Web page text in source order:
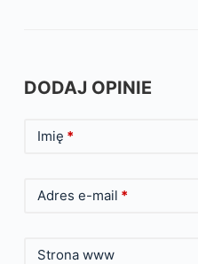
DODAJ OPINIE
Imię *
Adres e-mail *
Strona www